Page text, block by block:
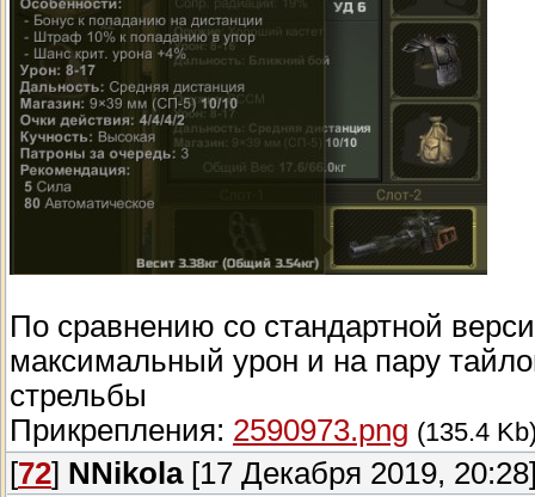
По сравнению со стандартной
максимальный урон и на пару
стрельбы
Прикрепления: 2590973.png (135.4
[72] NNikola[17 Декабря 2019,